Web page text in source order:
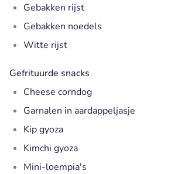
Gebakken rijst
Gebakken noedels
Witte rijst
Gefrituurde snacks
Cheese corndog
Garnalen in aardappeljasje
Kip gyoza
Kimchi gyoza
Mini-loempia's